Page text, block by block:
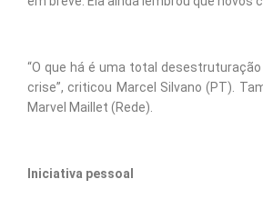
“O que há é uma total
crise”, criticou Marcel Silvano (PT).
Marvel Maillet (Rede).
Iniciativa pessoal